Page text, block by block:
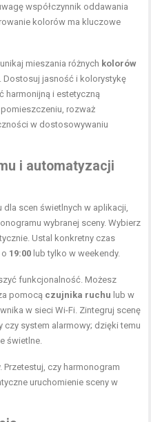
współczynnik oddawania
kolorów ma kluczowe
mieszania różnych kolorów
Dostosuj jasność i kolorystykę
harmonijną i estetyczną
rozważ
w dostosowywaniu
i automatyzacji
scen świetlnych w aplikacji,
wybranej sceny. Wybierz
Ustal konkretny czas
19:00 lub tylko w weekendy.
funkcjonalność. Możesz
pomocą czujnika ruchu lub w
w sieci Wi-Fi. Zintegruj scenę
czy system alarmowy; dzięki temu
świetlne.
czy harmonogram
uruchomienie sceny w